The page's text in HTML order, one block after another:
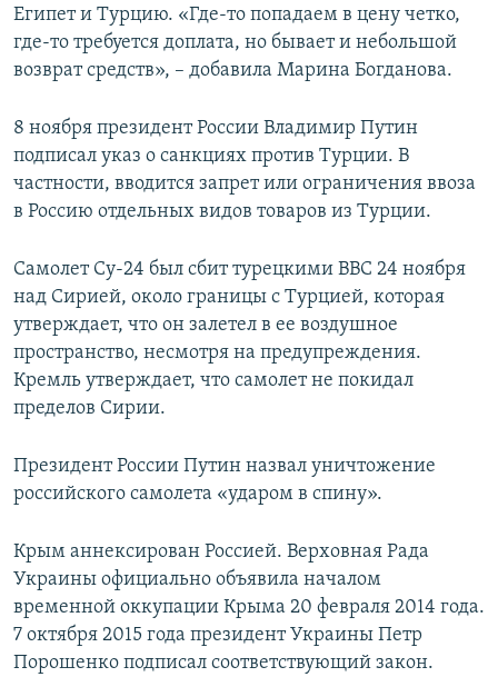
Египет и Турцию. «Где-то попадаем в цену четко,
где-то требуется доплата, но бывает и небольшой
возврат средств», – добавила Марина Богданова.
8 ноября президент России Владимир Путин
подписал указ о санкциях против Турции. В
частности, вводится запрет или ограничения ввоза
в Россию отдельных видов товаров из Турции.
Самолет Су-24 был сбит турецкими ВВС 24 ноября
над Сирией, около границы с Турцией, которая
утверждает, что он залетел в ее воздушное
пространство, несмотря на предупреждения.
Кремль утверждает, что самолет не покидал
пределов Сирии.
Президент России Путин назвал уничтожение
российского самолета «ударом в спину».
Крым аннексирован Россией. Верховная Рада
Украины официально объявила началом
временной оккупации Крыма 20 февраля 2014 года.
7 октября 2015 года президент Украины Петр
Порошенко подписал соответствующий закон.